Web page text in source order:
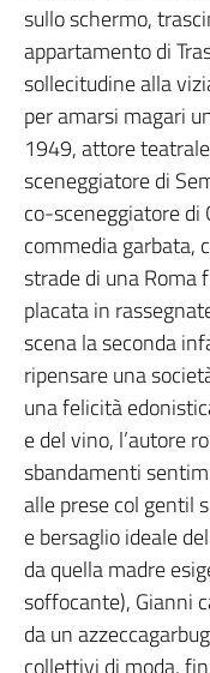
sullo schermo,
appartamento di
sollecitudine alla
per amarsi magari
1949, attore
sceneggiatore di
co-sceneggiatore di
commedia garbata,
strade di una Roma
placata in
scena la seconda
ripensare una
una felicità
e del vino, l’autore
sbandamenti
alle prese col gentil
e bersaglio ideale
da quella madre
soffocante), Gianni
da un
collettivi di moda,